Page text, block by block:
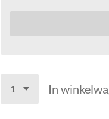
In